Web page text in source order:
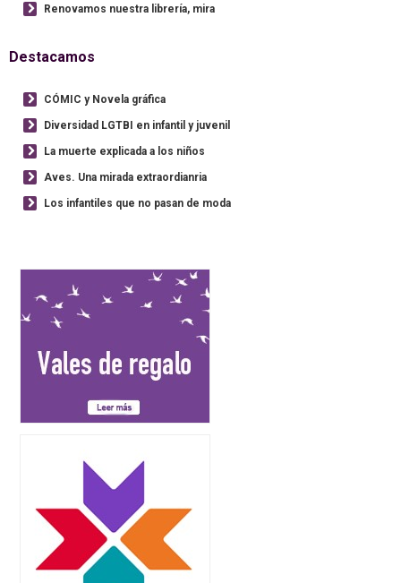
Renovamos nuestra librería, mira
Destacamos
CÓMIC y Novela gráfica
Diversidad LGTBI en infantil y juvenil
La muerte explicada a los niños
Aves. Una mirada extraordianria
Los infantiles que no pasan de moda